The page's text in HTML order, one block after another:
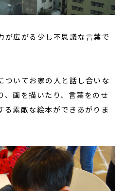
が広がる少し不思議な言葉で
ついてお家の人と話し合いな
、画を描いたり、言葉をのせ
る素敵な絵本ができあがりま